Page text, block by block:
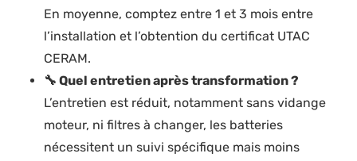
En moyenne, comptez entre 1 et 3 mois entre
l’installation et l’obtention du certificat UTAC
CERAM.
🔧 Quel entretien après transformation ?
L’entretien est réduit, notamment sans vidange
moteur, ni filtres à changer, les batteries
nécessitent un suivi spécifique mais moins